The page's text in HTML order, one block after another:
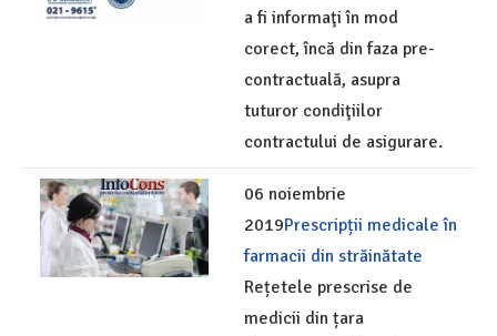
a fi informaţi în mod
corect, încă din faza pre-
contractuală, asupra
tuturor condiţiilor
contractului de asigurare.
06 noiembrie
2019Prescripții medicale în
farmacii din străinătate
Rețetele prescrise de
medicii din țara